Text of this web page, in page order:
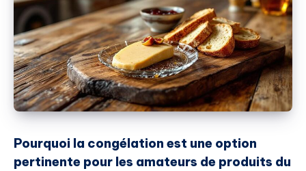
Pourquoi la congélation est une option
pertinente pour les amateurs de produits du